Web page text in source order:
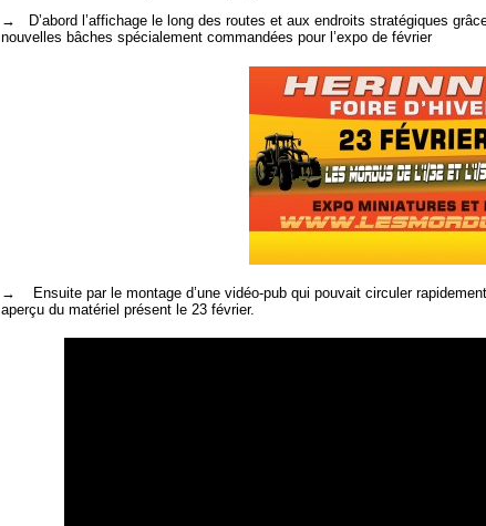
→ D’abord l’affichage le long des routes et aux endroits stratégiques
nouvelles bâches spécialement commandées pour l’expo de février
→ Ensuite par le montage d’une vidéo-pub qui pouvait circuler
aperçu du matériel présent le 23 février.